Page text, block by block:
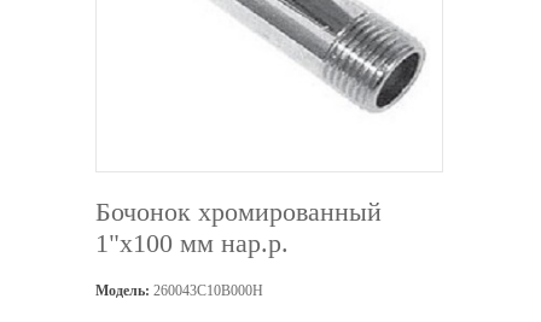
Бочонок хромированный
1"х100 мм нар.р.
Модель: 260043C10B000H